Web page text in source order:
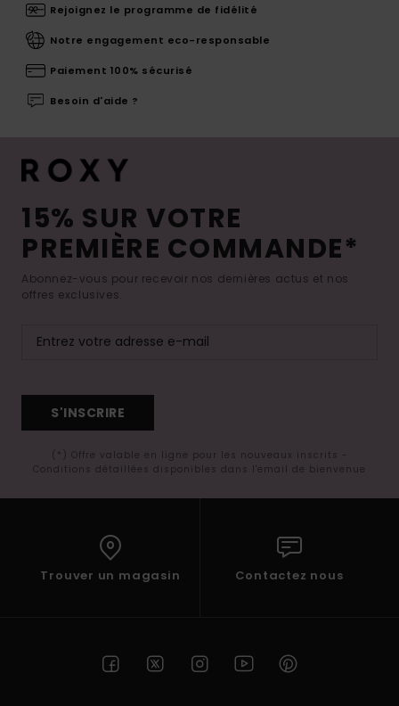
Rejoignez le programme de fidélité
Notre engagement eco-responsable
Paiement 100% sécurisé
Besoin d'aide ?
15% SUR VOTRE
PREMIÈRE COMMANDE*
Abonnez-vous pour recevoir nos dernières actus et nos
offres exclusives.
S'INSCRIRE
(*) Offre valable en ligne pour les nouveaux inscrits -
Conditions détaillées disponibles dans l'email de bienvenue
Trouver un magasin Contactez nous